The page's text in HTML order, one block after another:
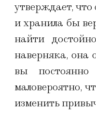
утверждает,
и хранила бы
найти
наверняка, она
вы постоянно
маловероятно,
изменить